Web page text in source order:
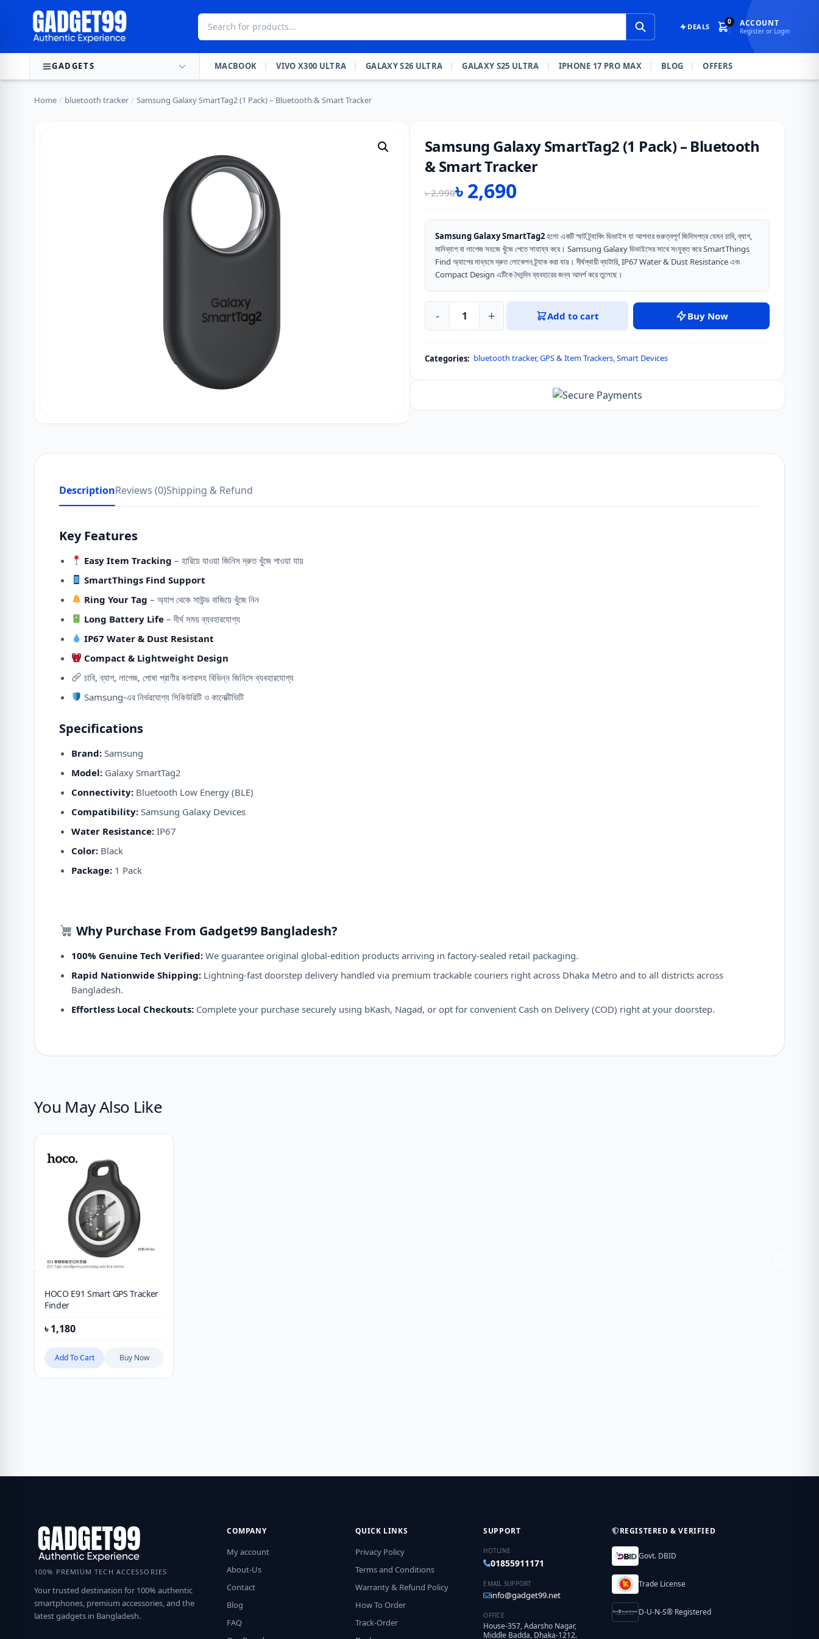
DEALS
0 ACCOUNT
Register or Login
GADGETS MACBOOK VIVO X300 ULTRA GALAXY S26 ULTRA GALAXY S25 ULTRA IPHONE 17 PRO MAX BLOG OFFERS
Home / bluetooth tracker / Samsung Galaxy SmartTag2 (1 Pack) – Bluetooth & Smart Tracker
Samsung Galaxy SmartTag2 (1 Pack) – Bluetooth
& Smart Tracker
৳2,990
price
was:
৳ 2,990.
৳2,690
price
৳ 2,690.
Samsung Galaxy SmartTag2হলো একটি স্মার্ট ট্র্যাকিং ডিভাইস যা আপনার গুরুত্বপূর্ণ জিনিসপত্র যেমন চাবি, ব্যাগ,
মানিব্যাগ বা লাগেজ সহজে খুঁজে পেতে সাহায্য করে। Samsung Galaxy ডিভাইসের সাথে সংযুক্ত করে SmartThings
Find অ্যাপের মাধ্যমে দ্রুত লোকেশন ট্র্যাক করা যায়। দীর্ঘস্থায়ী ব্যাটারি, IP67 Water & Dust Resistance এবং
Compact Design এটিকে দৈনন্দিন ব্যবহারের জন্য আদর্শ করে তুলেছে।
Samsung
SmartTag2
(1
Tracker
- + Add to cart Buy Now
Categories: bluetooth tracker,GPS & Item Trackers,Smart Devices
DescriptionReviews (0)Shipping & Refund
Key Features
Easy Item Tracking – হারিয়ে যাওয়া জিনিস দ্রুত খুঁজে পাওয়া যায়
SmartThings Find Support
Ring Your Tag – অ্যাপ থেকে সাউন্ড বাজিয়ে খুঁজে নিন
Long Battery Life – দীর্ঘ সময় ব্যবহারযোগ্য
IP67 Water & Dust Resistant
Compact & Lightweight Design
চাবি, ব্যাগ, লাগেজ, পোষা প্রাণীর কলারসহ বিভিন্ন জিনিসে ব্যবহারযোগ্য
Samsung-এর নির্ভরযোগ্য সিকিউরিটি ও কানেক্টিভিটি
Specifications
Brand: Samsung
Model: Galaxy SmartTag2
Connectivity: Bluetooth Low Energy (BLE)
Compatibility: Samsung Galaxy Devices
Water Resistance: IP67
Color: Black
Package: 1 Pack
Why Purchase From Gadget99 Bangladesh?
100% Genuine Tech Verified: We guarantee original global-edition products arriving in factory-sealed retail packaging.
Rapid Nationwide Shipping: Lightning-fast doorstep delivery handled via premium trackable couriers right across Dhaka Metro and to all districts across
Bangladesh.
Effortless Local Checkouts: Complete your purchase securely using bKash, Nagad, or opt for convenient Cash on Delivery (COD) right at your doorstep.
You May Also Like
HOCO E91 Smart GPS Tracker
Finder
৳1,180
Add To Cart Buy Now
100% PREMIUM TECH ACCESSORIES
Your trusted destination for 100% authentic
smartphones, premium accessories, and the
latest gadgets in Bangladesh.
COMPANY
My account
About-Us
Contact
Blog
FAQ
QUICK LINKS
Privacy Policy
Terms and Conditions
Warranty & Refund Policy
How To Order
Track-Order
SUPPORT
HOTLINE
01855911171
EMAIL SUPPORT
info@gadget99.net
OFFICE
House-357, Adarsho Nagar,
Middle Badda, Dhaka-1212.
REGISTERED & VERIFIED
Govt. DBID
Trade License
D-U-N-S® Registered